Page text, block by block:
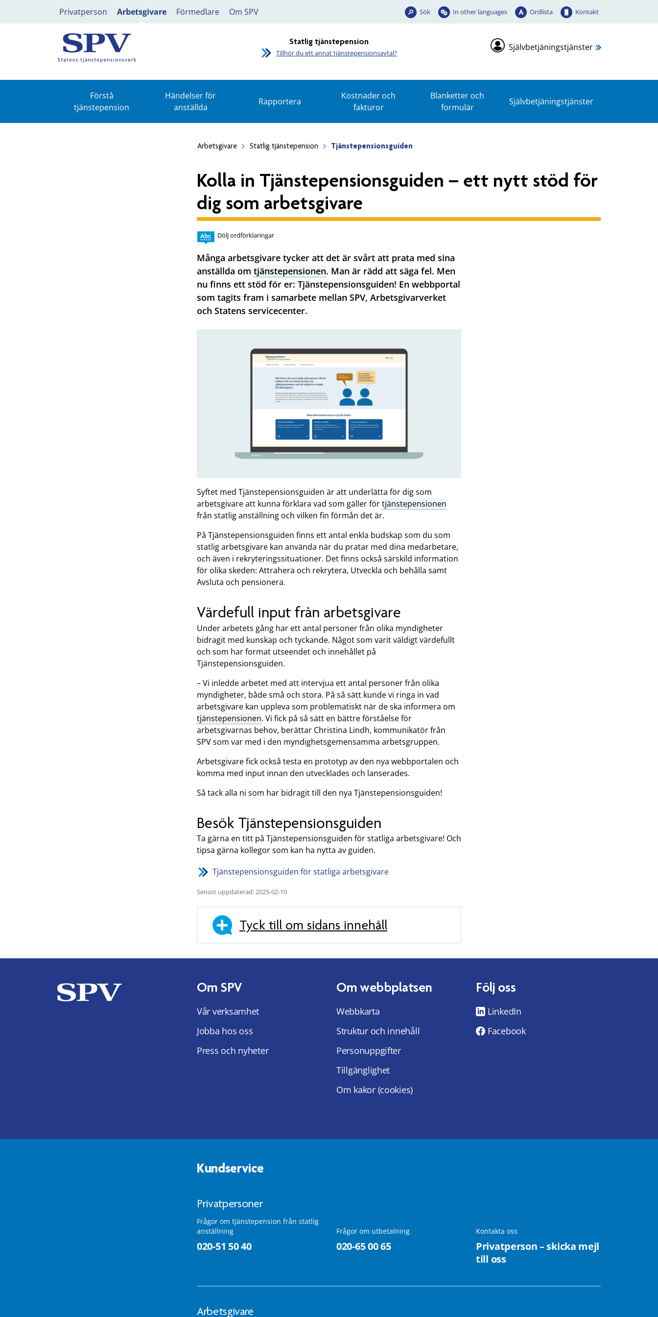
Privatperson Arbetsgivare Förmedlare Om SPV Sök In other languages Ordlista Kontakt
Statlig tjänstepension
Tillhör du ett annat tjänstepensionsavtal?
Självbetjäningstjänster
Förstå
tjänstepension
Händelser för
anställda
Rapportera
Kostnader och
fakturor
Blanketter och
formulär
Självbetjäningstjänster
Arbetsgivare Statlig tjänstepension Tjänstepensionsguiden
Kolla in Tjänstepensionsguiden – ett nytt stöd för
dig som arbetsgivare
Dölj ordförklaringar
Många arbetsgivare tycker att det är svårt att prata med sina
anställda om tjänstepensionen. Man är rädd att säga fel. Men
nu finns ett stöd för er: Tjänstepensionsguiden! En webbportal
som tagits fram i samarbete mellan SPV, Arbetsgivarverket
och Statens servicecenter.
Syftet med Tjänstepensionsguiden är att underlätta för dig som
arbetsgivare att kunna förklara vad som gäller förtjänstepensionen
från statlig anställning och vilken fin förmån det är.
På Tjänstepensionsguiden finns ett antal enkla budskap som du som
statlig arbetsgivare kan använda när du pratar med dina medarbetare,
och även i rekryteringssituationer. Det finns också särskild information
för olika skeden: Attrahera och rekrytera, Utveckla och behålla samt
Avsluta och pensionera.
Värdefull input från arbetsgivare
Under arbetets gång har ett antal personer från olika myndigheter
bidragit med kunskap och tyckande. Något som varit väldigt värdefullt
och som har format utseendet och innehållet på
Tjänstepensionsguiden.
– Vi inledde arbetet med att intervjua ett antal personer från olika
myndigheter, både små och stora. På så sätt kunde vi ringa in vad
arbetsgivare kan uppleva som problematiskt när de ska informera om
tjänstepensionen. Vi fick på så sätt en bättre förståelse för
arbetsgivarnas behov, berättar Christina Lindh, kommunikatör från
SPV som var med i den myndighetsgemensamma arbetsgruppen.
Arbetsgivare fick också testa en prototyp av den nya webbportalen och
komma med input innan den utvecklades och lanserades.
Så tack alla ni som har bidragit till den nya Tjänstepensionsguiden!
Besök Tjänstepensionsguiden
Ta gärna en titt på Tjänstepensionsguiden för statliga arbetsgivare! Och
tipsa gärna kollegor som kan ha nytta av guiden.
Tjänstepensionsguiden för statliga arbetsgivare
Senast uppdaterad: 2025-02-10
Tyck till om sidans innehåll
Om SPV
Vår verksamhet
Jobba hos oss
Press och nyheter
Om webbplatsen
Webbkarta
Struktur och innehåll
Personuppgifter
Tillgänglighet
Om kakor (cookies)
Följ oss
LinkedIn
Facebook
Kundservice
Privatpersoner
Frågor om tjänstepension från statlig
anställning
020-51 50 40
Frågor om utbetalning
020-65 00 65
Kontakta oss
Privatperson – skicka mejl
till oss
Arbetsgivare